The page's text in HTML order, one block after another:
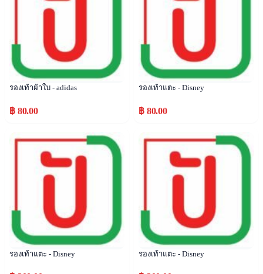
รองเท้าผ้าใบ - adidas
฿ 80.00
รองเท้าแตะ - Disney
฿ 80.00
Popular
รองเท้าแตะ - Disney
Popular
รองเท้าแตะ - Disney